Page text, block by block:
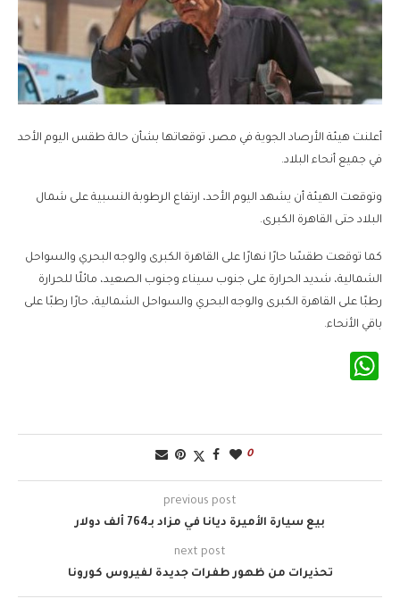
أعلنت هيئة الأرصاد الجوية في مصر، توقعاتها بشأن حالة طقس اليوم الأحد
في جميع أنحاء البلاد.
وتوقعت الهيئة أن يشهد اليوم الأحد، ارتفاع الرطوبة النسبية على شمال
البلاد حتى القاهرة الكبرى.
كما توقعت طقسًا حارًا نهارًا على القاهرة الكبرى والوجه البحري والسواحل
الشمالية، شديد الحرارة على جنوب سيناء وجنوب الصعيد، مائلًا للحرارة
رطبًا على القاهرة الكبرى والوجه البحري والسواحل الشمالية، حارًا رطبًا على
باقي الأنحاء.
0
previous post
بيع سيارة الأميرة ديانا في مزاد بـ764 ألف دولار
next post
تحذيرات من ظهور طفرات جديدة لفيروس كورونا